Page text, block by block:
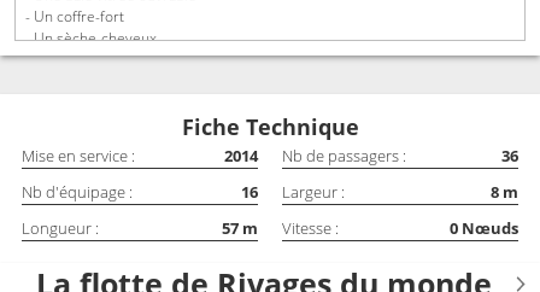
- Un coffre-fort
- Un sèche-cheveux
- Climatisation individuelle
Fiche Technique
Mise en service : 2014 Nb de passagers :
36
Nb d'équipage :
16 Largeur : 8 m
Longueur :
57 m Vitesse : 0 Nœuds
La flotte de Rivages du monde